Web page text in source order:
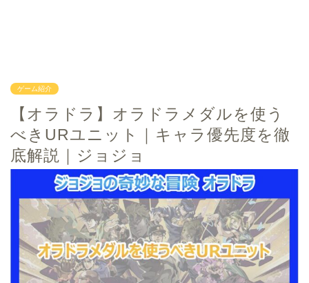
ゲーム紹介
【オラドラ】オラドラメダルを使う
べきURユニット｜キャラ優先度を徹
底解説｜ジョジョ